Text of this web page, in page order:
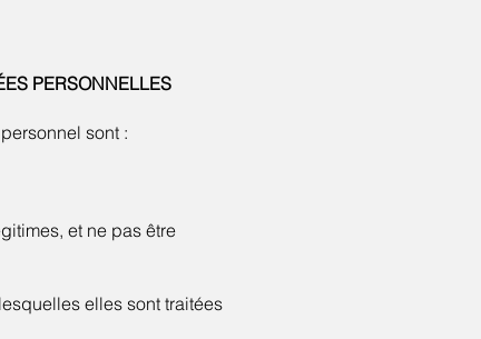
PERSONNELLES
sont :
et ne pas être
elles sont traitées